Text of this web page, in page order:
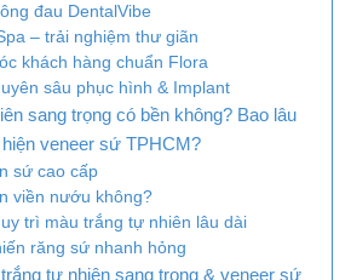
đau DentalVibe
– trải nghiệm thư giãn
khách hàng chuẩn Flora
sâu phục hình & Implant
sang trọng có bền không? Bao lâu
veneer sứ TPHCM?
sứ cao cấp
viền nướu không?
trì màu trắng tự nhiên lâu dài
răng sứ nhanh hỏng
tự nhiên sang trọng & veneer sứ